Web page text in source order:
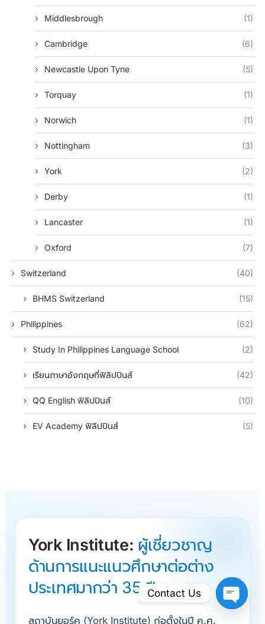
Middlesbrough (1)
Cambridge (6)
Newcastle Upon Tyne (5)
Torquay (1)
Norwich (1)
Nottingham (3)
York (2)
Derby (1)
Lancaster (1)
Oxford (7)
Switzerland (40)
BHMS Switzerland (15)
Philippines (62)
Study In Philippines Language School (2)
เรียนภาษาอังกฤษที่ฟิลิปปินส์ (42)
QQ English ฟิลิปปินส์ (10)
EV Academy ฟิลิปปินส์ (5)
York Institute: ผู้เชี่ยวชาญ
ด้านการแนะแนวศึกษาต่อต่าง
ประเทศมากว่า 35 ปี
สถาบันยอร์ค (York Institute) ก่อตั้งในปี ค.ศ.
Contact Us